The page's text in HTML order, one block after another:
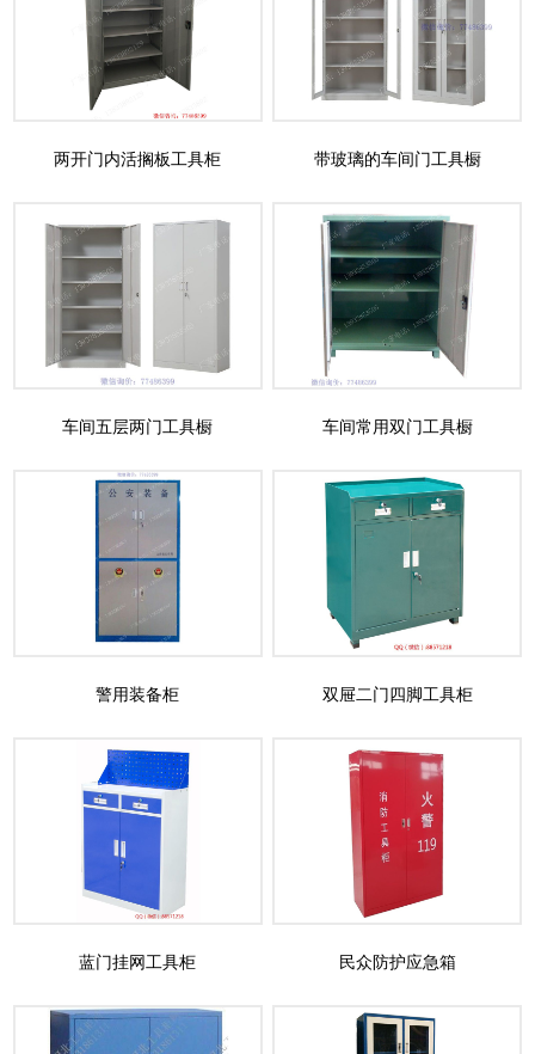
两开门内活搁板工具柜 带玻璃的车间门工具橱
车间五层两门工具橱 车间常用双门工具橱
警用装备柜 双屉二门四脚工具柜
蓝门挂网工具柜 民众防护应急箱